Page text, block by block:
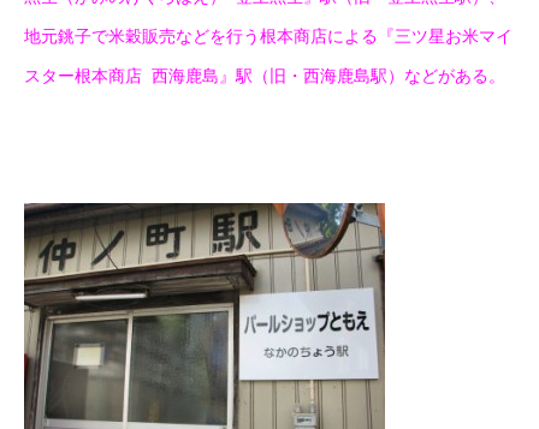
地元銚子で米穀販売などを行う根本商店による『三ツ星お米マイ
スター根本商店 西海鹿島』駅（旧・西海鹿島駅）などがある。